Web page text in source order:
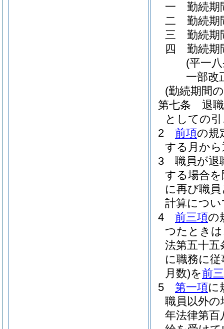
一
勤続
二
勤続
三
勤続
四
勤続
(平一
一部改
(勤続期間
第七条
退
としての
2
前項の規
する月か
3
職員が退
する場合
に再び職
計算につ
4
前三項の
つたとき
法第五十
に職務に
月数)を前
5
第一項に
職員以外の
年法律第百